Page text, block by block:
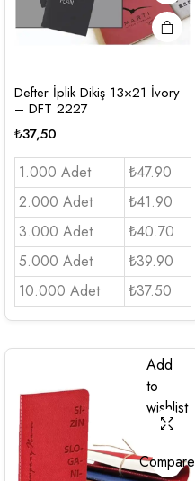
Defter İplik Dikiş 13×21 İvory
– DFT 2227
₺37,50
1.000 Adet
₺47.90
2.000 Adet
₺41.90
3.000 Adet
₺40.70
5.000 Adet
₺39.90
10.000 Adet
₺37.50
Add
to
wishlist
Compare